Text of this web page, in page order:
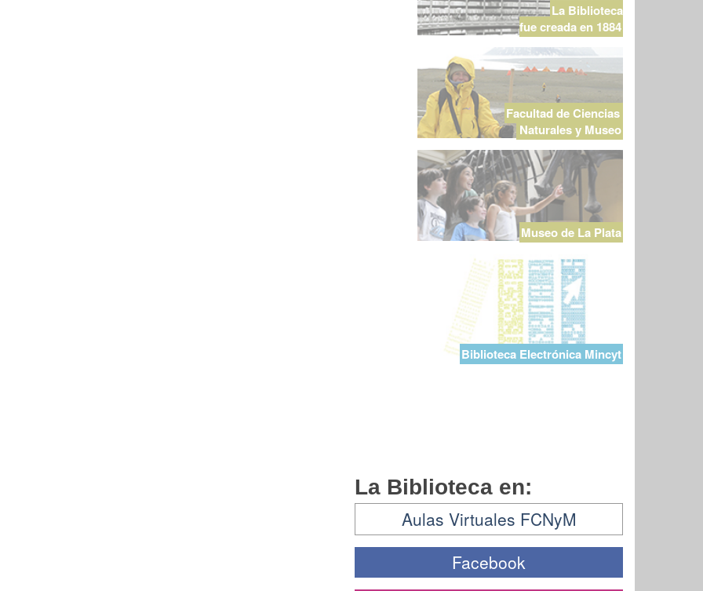
La Biblioteca
fue creada en 1884
Facultad de Ciencias
Naturales y Museo
Museo de La Plata
Biblioteca Electrónica Mincyt
La Biblioteca en:
Aulas Virtuales FCNyM
Facebook